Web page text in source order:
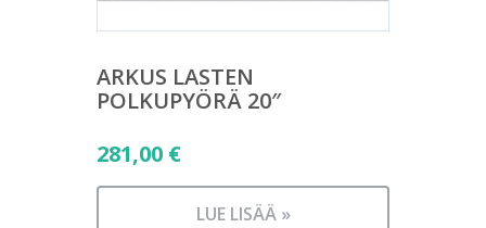
ARKUS LASTEN
POLKUPYÖRÄ 20″
281,00 €
LUE LISÄÄ »